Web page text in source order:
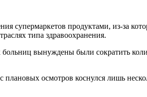
супермаркетов продуктами, из-за
типа здравоохранения.
вынуждены были сократить
плановых осмотров коснулся лишь